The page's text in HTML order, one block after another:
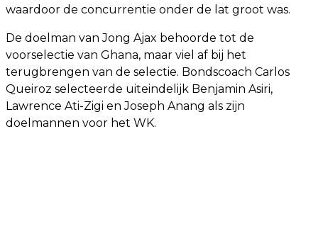
waardoor de concurrentie onder de lat groot was.
De doelman van Jong Ajax behoorde tot de
voorselectie van Ghana, maar viel af bij het
terugbrengen van de selectie. Bondscoach Carlos
Queiroz selecteerde uiteindelijk Benjamin Asiri,
Lawrence Ati-Zigi en Joseph Anang als zijn
doelmannen voor het WK.